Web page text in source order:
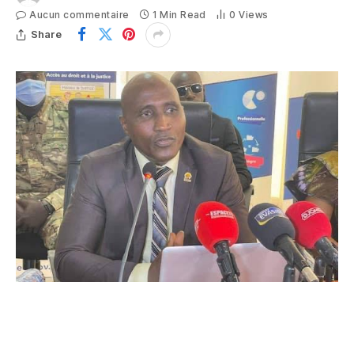
Aucun commentaire
1 Min Read 0Views
Share